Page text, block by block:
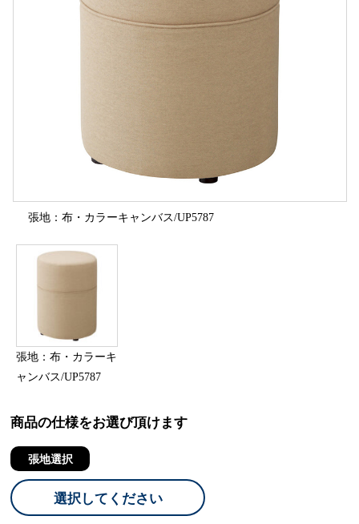
張地：布・カラーキャンバス/UP5787
張地：布・カラーキ
ャンバス/UP5787
商品の仕様をお選び頂けます
張地選択
選択してください